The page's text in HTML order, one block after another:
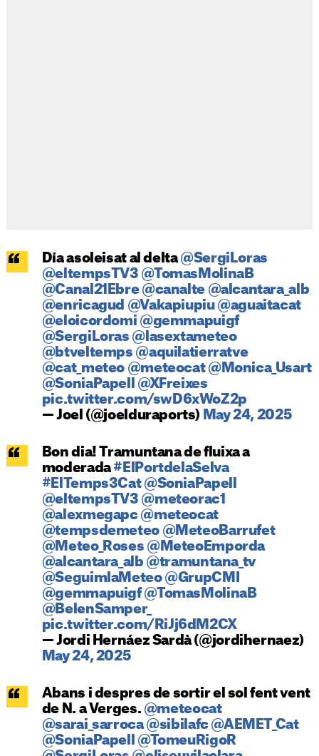
Día asoleisat al delta @SergiLoras
@eltempsTV3 @TomasMolinaB
@Canal21Ebre @canalte @alcantara_alb
@enricagud @Vakapiupiu @aguaitacat
@eloicordomi @gemmapuigf
@SergiLoras @lasextameteo
@btveltemps @aquilatierratve
@cat_meteo @meteocat @Monica_Usart
@SoniaPapell
@XFreixes
pic.twitter.com/swD6xWoZ2p
— Joel (@joelduraports) May 24, 2025
Bon dia! Tramuntana de fluixa a
moderada #ElPortdelaSelva
#ElTemps3Cat @SoniaPapell
@eltempsTV3 @meteorac1
@alexmegapc @meteocat
@tempsdemeteo @MeteoBarrufet
@Meteo_Roses @MeteoEmporda
@alcantara_alb @tramuntana_tv
@SeguimlaMeteo @GrupCMI
@gemmapuigf @TomasMolinaB
@BelenSamper_
pic.twitter.com/RiJj6dM2CX
— Jordi Hernáez Sardà (@jordihernaez)
May 24, 2025
Abans i despres de sortir el sol fent vent
de N. a Verges. @meteocat
@sarai_sarroca @sibilafc @AEMET_Cat
@SoniaPapell
@TomeuRigoR